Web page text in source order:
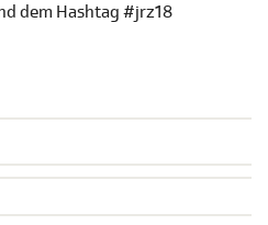
dem Hashtag #jrz18